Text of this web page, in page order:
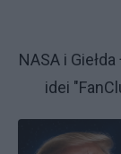
NASA i
idei